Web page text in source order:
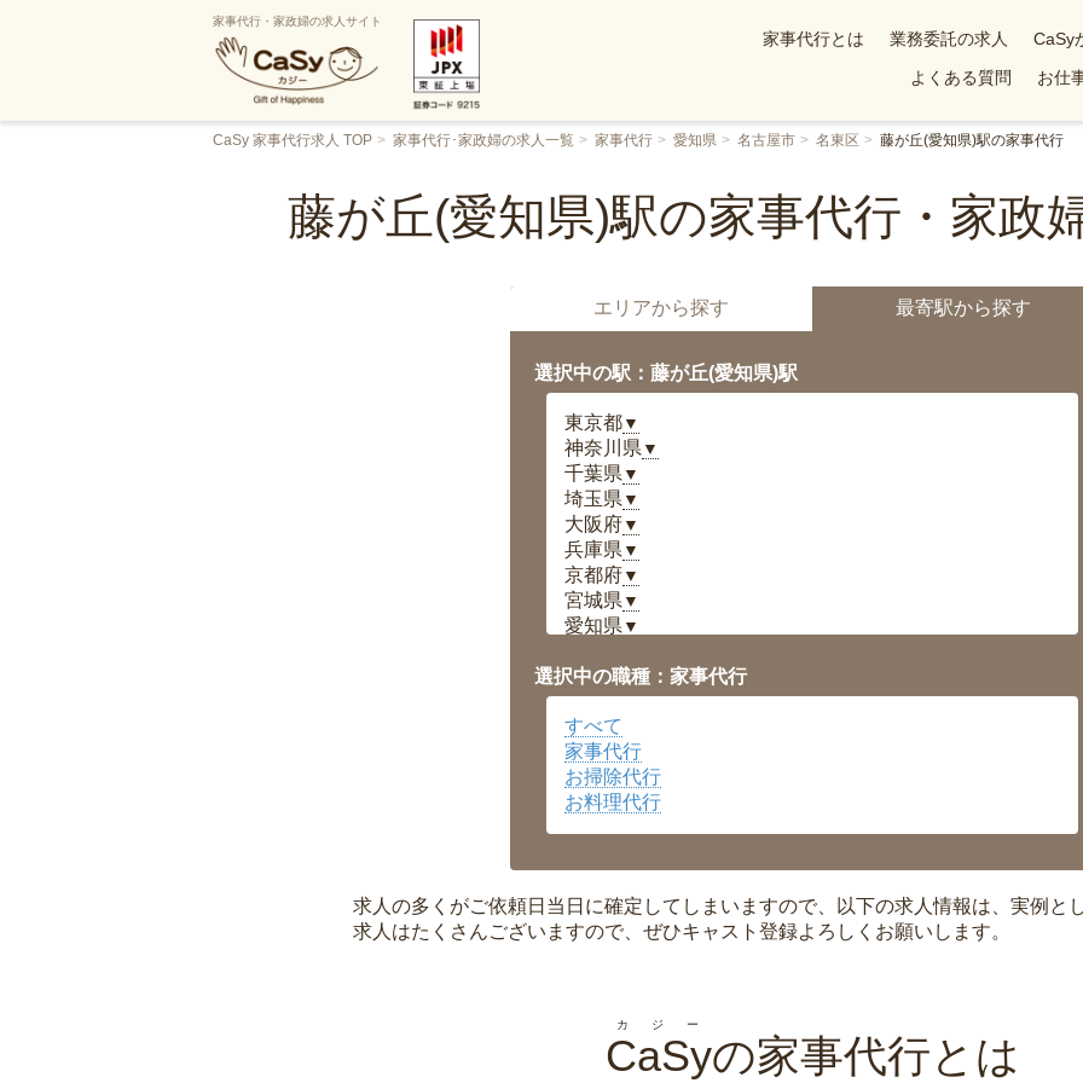
家事代行・家政婦の求人サイト
家事代行とは 業務委託の求人 CaSy
よくある質問
お仕
CaSy 家事代行求人 TOP 家事代行･家政婦の求人一覧 家事代行 愛知県 名古屋市 名東区 藤が丘(愛知県)駅の家事代行
藤が丘(愛知県)駅の家事代行・家政
エリアから探す 最寄駅から探す
選択中の駅：藤が丘(愛知県)駅
東京都▼
神奈川県 ▼
千葉県 ▼
埼玉県 ▼
大阪府▼
兵庫県 ▼
京都府▼
宮城県 ▼
愛知県 ▼
岡山県▼
広島県▼
沖縄県
選択中の職種：家事代行
すべて
家事代行
お掃除代行
お料理代行
求人の多くがご依頼日当日に確定してしまいますので、以下の求人情報は、実例と
求人はたくさんございますので、ぜひキャスト登録よろしくお願いします。
CaSy
カジー
の家事代行とは